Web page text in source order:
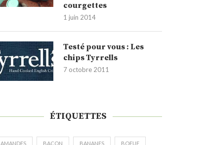
courgettes
1 juin 2014
Testé pour vous : Les
chips Tyrrells
7 octobre 2011
ÉTIQUETTES
AMANDES BACON BANANES BOEUF